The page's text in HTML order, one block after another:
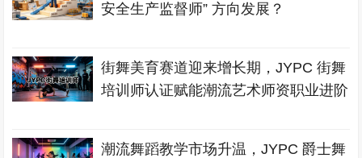
安全生产监督师” 方向发展？
街舞美育赛道迎来增长期，JYPC 街舞
培训师认证赋能潮流艺术师资职业进阶
潮流舞蹈教学市场升温，JYPC 爵士舞